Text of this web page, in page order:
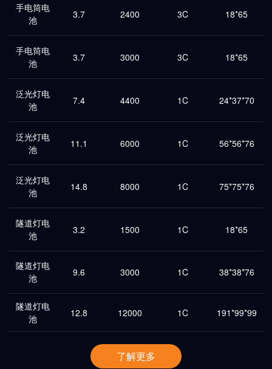
手电筒电
池
3.7 2400 3C 18*65
手电筒电
池
3.7 3000 3C 18*65
泛光灯电
池
7.4 4400 1C 24*37*70
泛光灯电
池
11.1 6000 1C 56*56*76
泛光灯电
池
14.8 8000 1C 75*75*76
隧道灯电
池
3.2 1500 1C 18*65
隧道灯电
池
9.6 3000 1C 38*38*76
隧道灯电
池
12.8 12000 1C 191*99*99
了解更多